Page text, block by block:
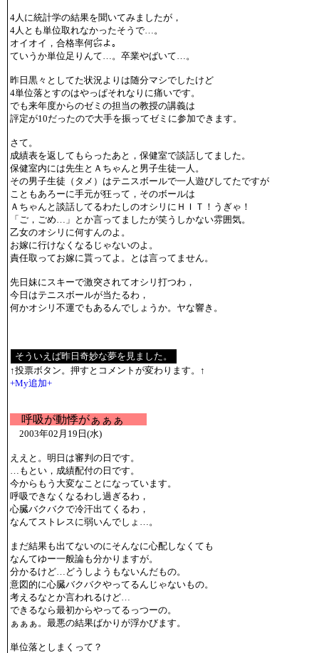
4人に統計学の結果を聞いてみましたが，
4人とも単位取れなかったそうで…。
オイオイ，合格率何㌫よ。
ていうか単位足りんて…。卒業やばいて…。
昨日黒々としてた状況よりは随分マシでしたけど
4単位落とすのはやっぱそれなりに痛いです。
でも来年度からのゼミの担当の教授の講義は
評定が10だったので大手を振ってゼミに参加できます。
さて。
成績表を返してもらったあと，保健室で談話してました。
保健室内には先生とＡちゃんと男子生徒一人。
その男子生徒（タメ）はテニスボールで一人遊びしてたですが
こともあろーに手元が狂って，そのボールは
Ａちゃんと談話してるわたしのオシリにＨＩＴ！うぎゃ！
「ご，ごめ…」とか言ってましたが笑うしかない雰囲気。
乙女のオシリに何すんのよ。
お嫁に行けなくなるじゃないのよ。
責任取ってお嫁に貰ってよ。とは言ってません。
先日妹にスキーで激突されてオシリ打つわ，
今日はテニスボールが当たるわ，
何かオシリ不運でもあるんでしょうか。ヤな響き。
↑投票ボタン。押すとコメントが変わります。↑
+My追加+
呼吸が動悸がぁぁぁ
2003年02月19日(水)
ええと。明日は審判の日です。
…もとい，成績配付の日です。
今からもう大変なことになっています。
呼吸できなくなるわし過ぎるわ，
心臓バクバクで冷汗出てくるわ，
なんてストレスに弱いんでしょ…。
まだ結果も出てないのにそんなに心配しなくても
なんてゆー一般論も分かりますが。
分かるけど…どうしようもないんだもの。
意図的に心臓バクバクやってるんじゃないもの。
考えるなとか言われるけど…
できるなら最初からやってるっつーの。
ぁぁぁ。最悪の結果ばかりが浮かびます。
単位落としまくって？